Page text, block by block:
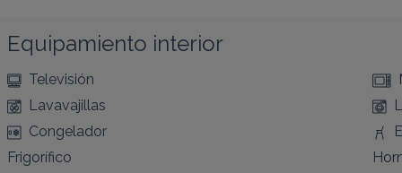
Equipamiento interior
Televisión
Lavavajillas
Congelador
Frigorífico